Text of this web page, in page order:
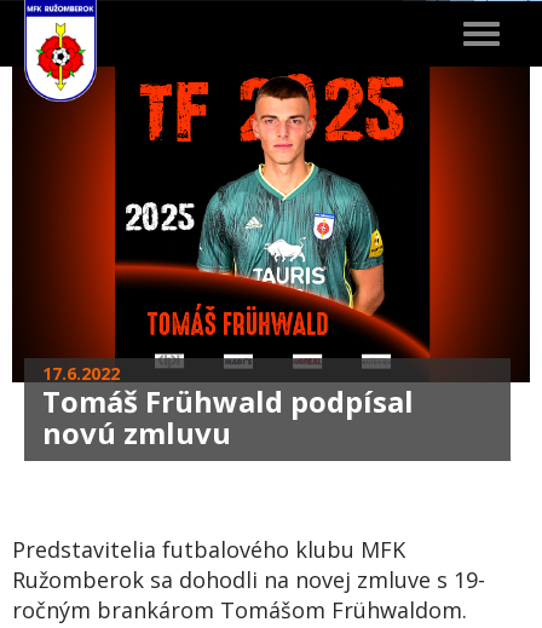
Toggle
17.6.2022
Tomáš Frühwald podpísal
novú zmluvu
Predstavitelia futbalového klubu MFK
Ružomberok sa dohodli na novej zmluve s 19-
ročným brankárom Tomášom Frühwaldom.